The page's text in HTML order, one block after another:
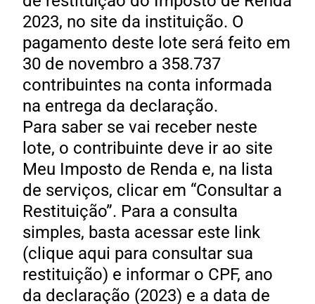
2023, no site da instituição. O
pagamento deste lote será feito em
30 de novembro a 358.737
contribuintes na conta informada
na entrega da declaração.
Para saber se vai receber neste
lote, o contribuinte deve ir ao site
Meu Imposto de Renda e, na lista
de serviços, clicar em “Consultar a
Restituição”. Para a consulta
simples, basta acessar este link
(clique aqui para consultar sua
restituição) e informar o CPF, ano
da declaração (2023) e a data de